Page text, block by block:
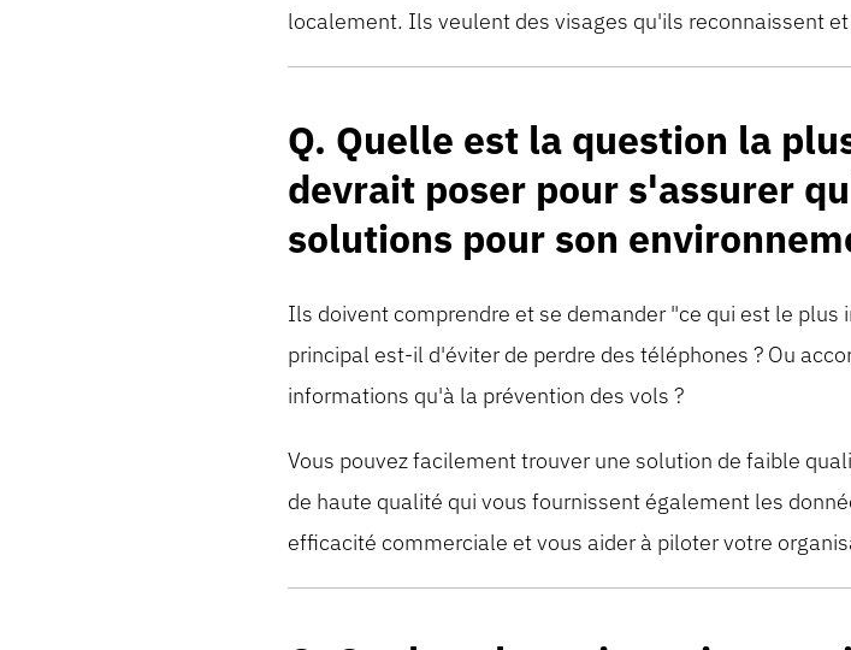
localement. Ils veulent des visages qu'ils reconnaissent
Q. Quelle est la question la
devrait poser pour s'assurer
solutions pour son
Ils doivent comprendre et se demander "ce qui est le
principal est-il d'éviter de perdre des téléphones ? Ou
informations qu'à la prévention des vols ?
Vous pouvez facilement trouver une solution de faible
de haute qualité qui vous fournissent également les
efficacité commerciale et vous aider à piloter votre